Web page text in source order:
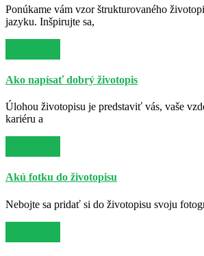
Ponúkame vám vzor štrukturovaného
jazyku. Inšpirujte sa,
Ako napísať dobrý životopis
Úlohou životopisu je predstaviť vás, vaše
kariéru a
Akú fotku do životopisu
Nebojte sa pridať si do životopisu svoju